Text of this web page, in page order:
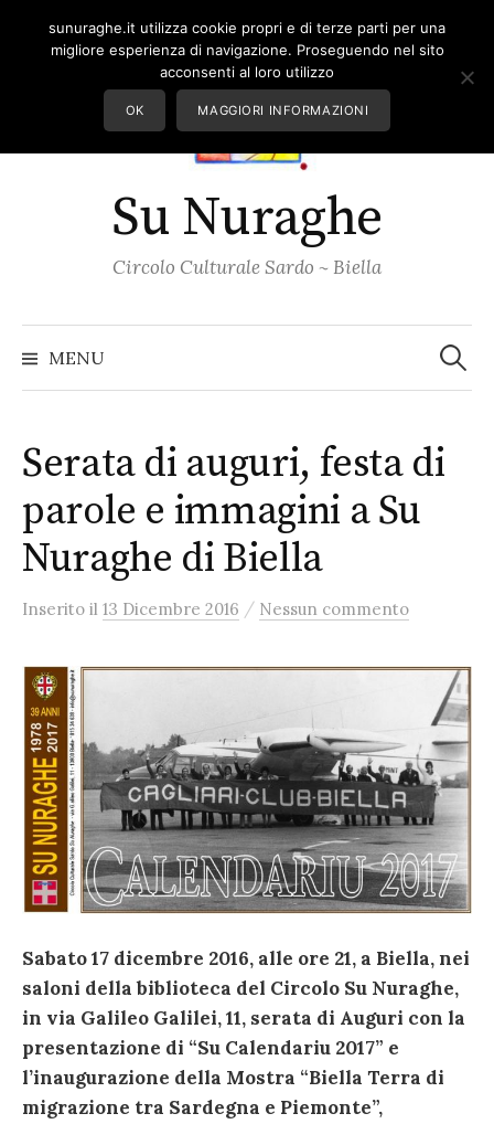
Su Nuraghe
Circolo Culturale Sardo ~ Biella
MENU per:
Serata di auguri, festa di
parole e immagini a Su
Nuraghe di Biella
Inserito il 13 Dicembre 2016 / Nessun commento
Sabato 17 dicembre 2016, alle ore 21, a Biella, nei
saloni della biblioteca del Circolo Su Nuraghe,
in via Galileo Galilei, 11, serata di Auguri con la
presentazione di “Su Calendariu 2017” e
l’inaugurazione della Mostra “Biella Terra di
migrazione tra Sardegna e Piemonte”,
sunuraghe.it utilizza cookie propri e di terze parti per una
migliore esperienza di navigazione. Proseguendo nel sito
acconsenti al loro utilizzo
OK MAGGIORI INFORMAZIONI